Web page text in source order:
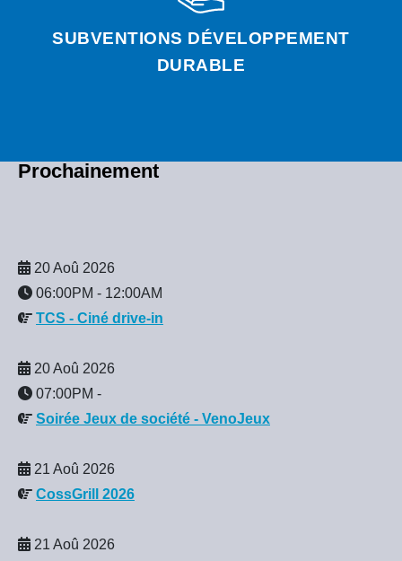
SUBVENTIONS DÉVELOPPEMENT
DURABLE
Prochainement
20 Aoû 2026
06:00PM - 12:00AM
TCS - Ciné drive-in
20 Aoû 2026
07:00PM -
Soirée Jeux de société - VenoJeux
21 Aoû 2026
CossGrill 2026
21 Aoû 2026